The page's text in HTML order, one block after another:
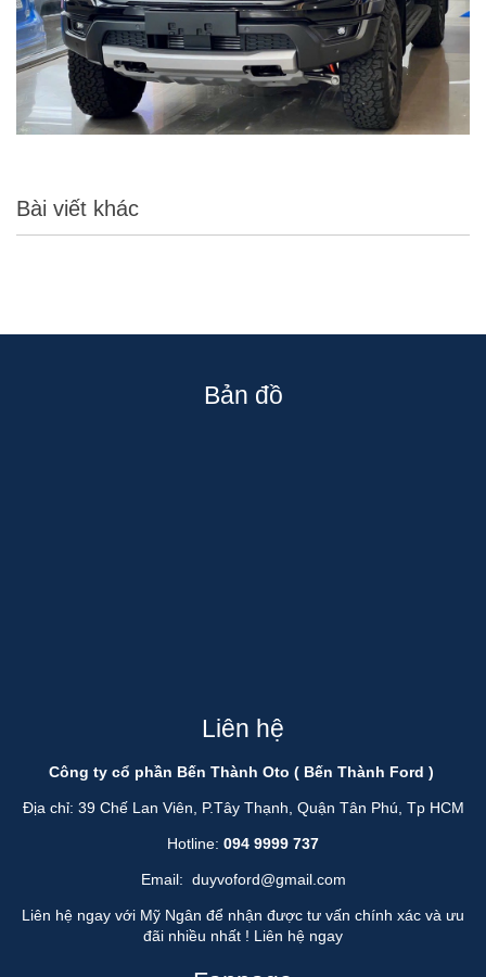
Bài viết khác
Bản đồ
Liên hệ
Công ty cổ phần Bến Thành Oto ( Bến Thành Ford )
Địa chỉ: 39 Chế Lan Viên, P.Tây Thạnh, Quận Tân Phú, Tp HCM
Hotline: 094 9999 737
Email: duyvoford@gmail.com
Liên hệ ngay với Mỹ Ngân để nhận được tư vấn chính xác và ưu
đãi nhiều nhất ! Liên hệ ngay